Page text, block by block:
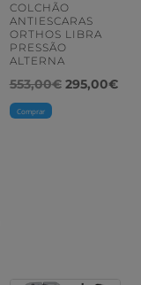
COLCHÃO
ANTIESCARAS
ORTHOS LIBRA
PRESSÃO
ALTERNA
553,00€ O
295,00€O
Comprar